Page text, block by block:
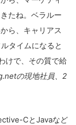
たね。ベラルー
ら、キャリアス
タイムになると
けで、その質で給
の現地社員、2
CとJavaなど